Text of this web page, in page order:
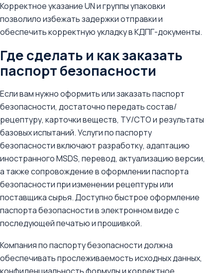
Корректное указание UN и группы упаковки
позволило избежать задержки отправки и
обеспечить корректную укладку в КДПГ-документы.
Где сделать и как заказать
паспорт безопасности
Если вам нужно оформить или заказать паспорт
безопасности, достаточно передать состав/
рецептуру, карточки веществ, ТУ/СТО и результаты
базовых испытаний. Услуги по паспорту
безопасности включают разработку, адаптацию
иностранного MSDS, перевод, актуализацию версии,
а также сопровождение в оформлении паспорта
безопасности при изменении рецептуры или
поставщика сырья. Доступно быстрое оформление
паспорта безопасности в электронном виде с
последующей печатью и прошивкой.
Компания по паспорту безопасности должна
обеспечивать прослеживаемость исходных данных,